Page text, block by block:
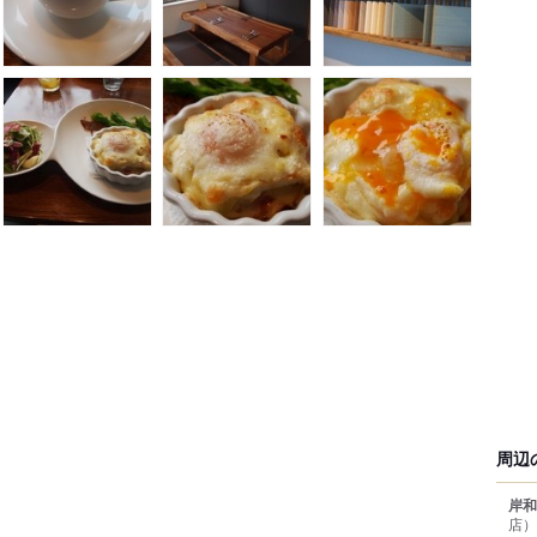
周辺
岸
店）